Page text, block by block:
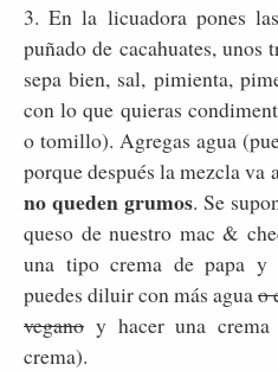
3. En la licuadora pones
puñado de cacahuates,
sepa bien, sal, pimienta,
con lo que quieras
o tomillo). Agregas agua
porque después la mezcla va
no queden grumos. Se
queso de nuestro mac &
una tipo crema de papa y
puedes diluir con más aguao
vegano y hacer una
crema).